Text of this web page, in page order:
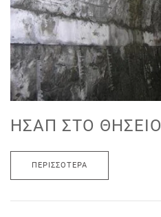
ΗΣΑΠ ΣΤΟ ΘΗΣΕΊΟ
ΠΕΡΙΣΣΌΤΕΡΑ